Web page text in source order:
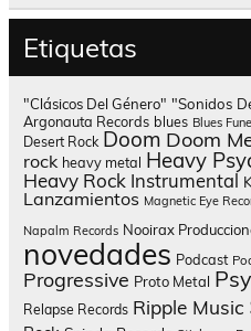
Etiquetas
"Clásicos Del Género" "Sonidos
Argonauta Records blues Blues
Desert Rock Doom Doom
rock heavy metal Heavy
Heavy Rock Instrumental
Lanzamientos Magnetic Eye
Napalm Records Nooirax
novedades Podcast
Progressive Proto Metal
Relapse Records Ripple Music